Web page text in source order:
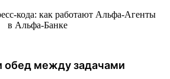
обед между задачами